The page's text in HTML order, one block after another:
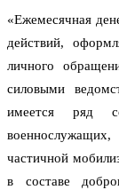
«Ежемесячная
действий,
личного
силовыми
имеется ряд
частичной
в составе